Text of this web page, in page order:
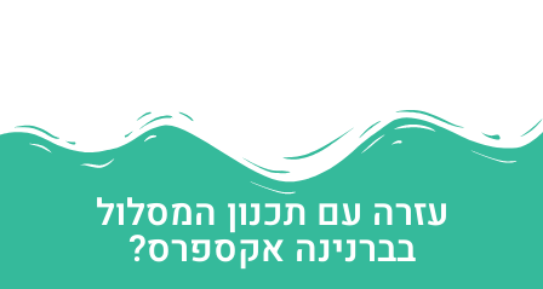
עזרה עם תכנון המסלול
בברנינה אקספרס?